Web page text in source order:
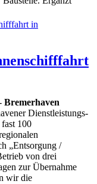
Bremerhaven
Dienstleistungs-
100
„Entsorgung /
von drei
zur Übernahme
wir die